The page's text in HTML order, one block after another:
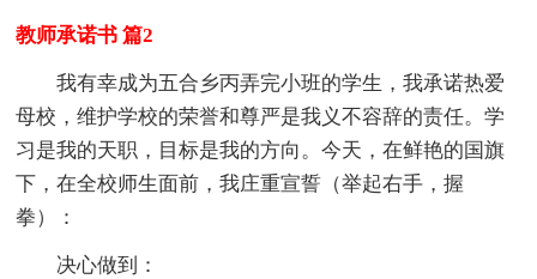
教师承诺书 篇2
我有幸成为五合乡丙弄完小班的学生，我承诺热爱
母校，维护学校的荣誉和尊严是我义不容辞的责任。学
习是我的天职，目标是我的方向。今天，在鲜艳的国旗
下，在全校师生面前，我庄重宣誓（举起右手，握
拳）：
决心做到：